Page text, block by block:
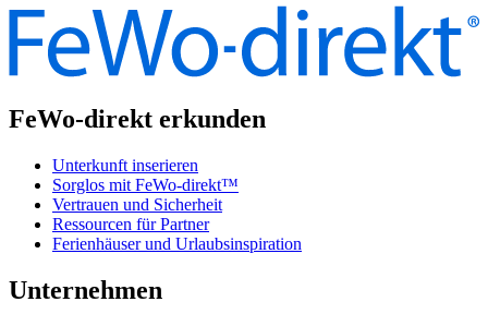
FeWo-direkt erkunden
Unterkunft inserieren
Sorglos mit FeWo-direkt™
Vertrauen und Sicherheit
Ressourcen für Partner
Ferienhäuser und Urlaubsinspiration
Unternehmen